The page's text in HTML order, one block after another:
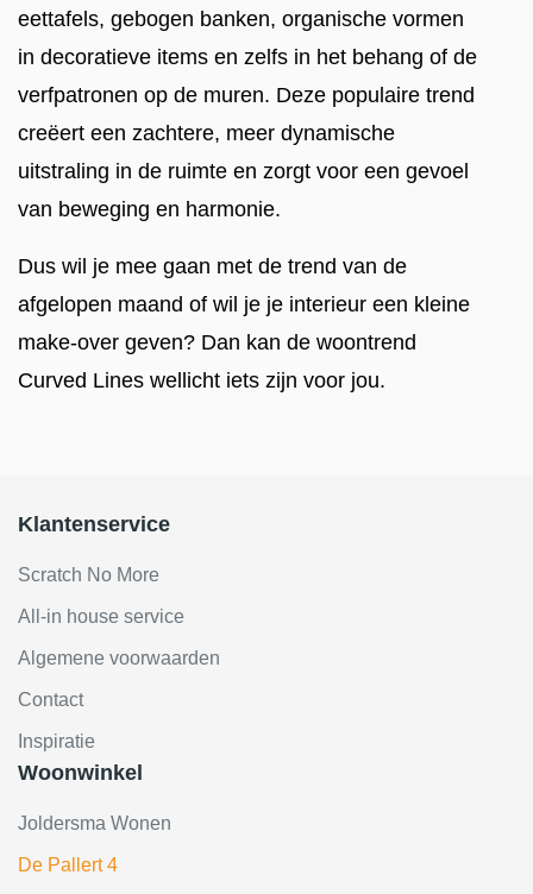
eettafels, gebogen banken, organische vormen
in decoratieve items en zelfs in het behang of de
verfpatronen op de muren. Deze populaire trend
creëert een zachtere, meer dynamische
uitstraling in de ruimte en zorgt voor een gevoel
van beweging en harmonie.
Dus wil je mee gaan met de trend van de
afgelopen maand of wil je je interieur een kleine
make-over geven? Dan kan de woontrend
Curved Lines wellicht iets zijn voor jou.
Klantenservice
Scratch No More
All-in house service
Algemene voorwaarden
Contact
Inspiratie
Woonwinkel
Joldersma Wonen
De Pallert 4